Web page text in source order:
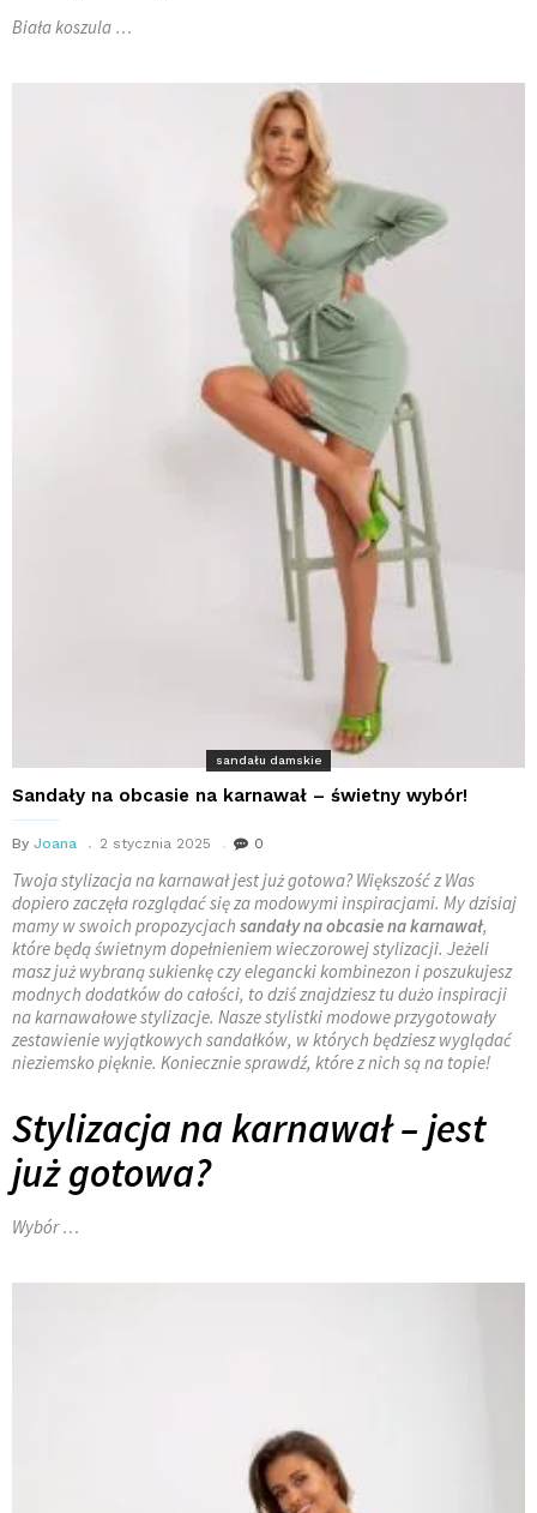
Biała koszula …
sandału damskie
Sandały na obcasie na karnawał – świetny wybór!
By Joana 2 stycznia 2025 0
Twoja stylizacja na karnawał jest już gotowa? Większość z Was
dopiero zaczęła rozglądać się za modowymi inspiracjami. My dzisiaj
mamy w swoich propozycjach sandałyna obcasie na karnawał,
które będą świetnym dopełnieniem wieczorowej stylizacji. Jeżeli
masz już wybraną sukienkę czy elegancki kombinezon i poszukujesz
modnych dodatków do całości, to dziś znajdziesz tu dużo inspiracji
na karnawałowe stylizacje. Nasze stylistki modowe przygotowały
zestawienie wyjątkowych sandałków, w których będziesz wyglądać
nieziemsko pięknie. Koniecznie sprawdź, które z nich są na topie!
Stylizacja na karnawał – jest
już gotowa?
Wybór …